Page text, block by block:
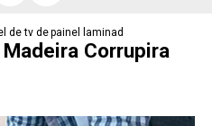
de tv de laminado
painel laminado de madeira
Corrupira